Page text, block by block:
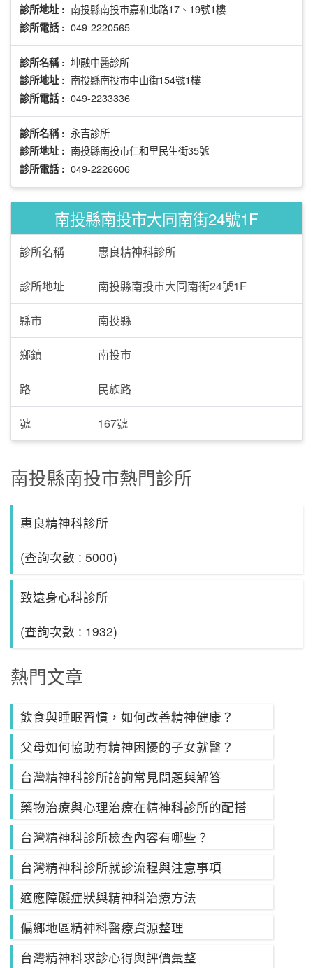
診所地址 : 南投縣南投市嘉和北路17、19號1樓
診所電話 : 049-2220565
診所名稱 : 坤融中醫診所
診所地址 : 南投縣南投市中山街154號1樓
診所電話 : 049-2233336
診所名稱 : 永吉診所
診所地址 : 南投縣南投市仁和里民生街35號
診所電話 : 049-2226606
南投縣南投市大同南街24號1F
診所名稱 惠良精神科診所
診所地址 南投縣南投市大同南街24號1F
縣市 南投縣
鄉鎮 南投市
路 民族路
號 167號
南投縣南投市熱門診所
惠良精神科診所
(查詢次數 : 5000)
致遠身心科診所
(查詢次數 : 1932)
熱門文章
飲食與睡眠習慣，如何改善精神健康？
父母如何協助有精神困擾的子女就醫？
台灣精神科診所諮詢常見問題與解答
藥物治療與心理治療在精神科診所的配搭
台灣精神科診所檢查內容有哪些？
台灣精神科診所就診流程與注意事項
適應障礙症狀與精神科治療方法
偏鄉地區精神科醫療資源整理
台灣精神科求診心得與評價彙整